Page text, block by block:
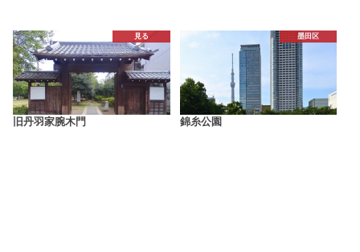
見る
旧丹羽家腕木門
墨田区
錦糸公園